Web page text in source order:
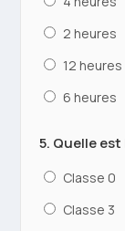
2 heures
12 heures
6 heures
5. Quelle
Classe 0
Classe 3